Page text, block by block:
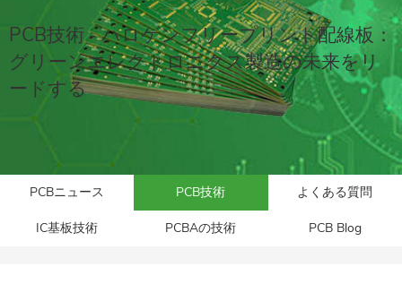
PCB技術 - ハロゲンフリープリント配線板：
グリーンエレクトロニクス製造の未来をリ
ードする
PCBニュース PCB技術 よくある質問
IC基板技術 PCBAの技術 PCB Blog